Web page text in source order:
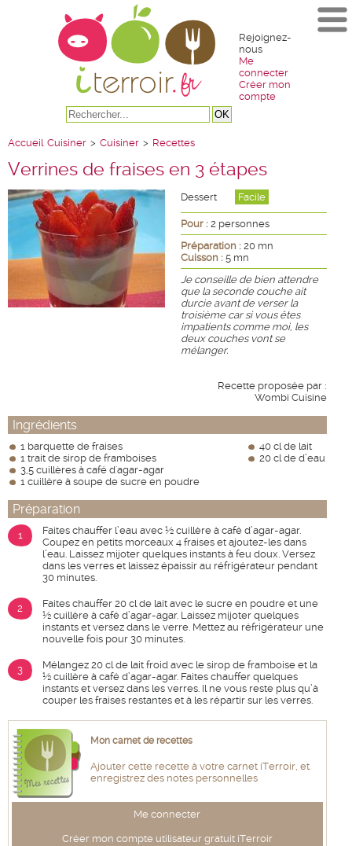
Rejoignez-
nous
Me
connecter
Créer mon
compte
Accueil Cuisiner > Cuisiner > Recettes
Verrines de fraises en 3 étapes
Dessert Facile
Pour : 2 personnes
Préparation : 20 mn
Cuisson : 5 mn
Je conseille de bien attendre
que la seconde couche ait
durcie avant de verser la
troisième car si vous êtes
impatients comme moi, les
deux couches vont se
mélanger.
Recette proposée par :
Wombi Cuisine
Ingrédients
1 barquette de fraises
1 trait de sirop de framboises
3,5 cuillères à café d'agar-agar
1 cuillère à soupe de sucre en poudre
40 cl de lait
20 cl de d’eau
Préparation
1
Faites chauffer l’eau avec ½ cuillère à café d’agar-agar.
Coupez en petits morceaux 4 fraises et ajoutez-les dans
l’eau. Laissez mijoter quelques instants à feu doux. Versez
dans les verres et laissez épaissir au réfrigérateur pendant
30 minutes.
2
Faites chauffer 20 cl de lait avec le sucre en poudre et une
½ cuillère à café d’agar-agar. Laissez mijoter quelques
instants et versez dans le verre. Mettez au réfrigérateur une
nouvelle fois pour 30 minutes.
3
Mélangez 20 cl de lait froid avec le sirop de framboise et la
½ cuillère à café d’agar-agar. Faites chauffer quelques
instants et versez dans les verres. Il ne vous reste plus qu’à
couper les fraises restantes et à les répartir sur les verres.
Mon carnet de recettes
Ajouter cette recette à votre carnet iTerroir, et
enregistrez des notes personnelles
Me connecter
Créer mon compte utilisateur gratuit iTerroir